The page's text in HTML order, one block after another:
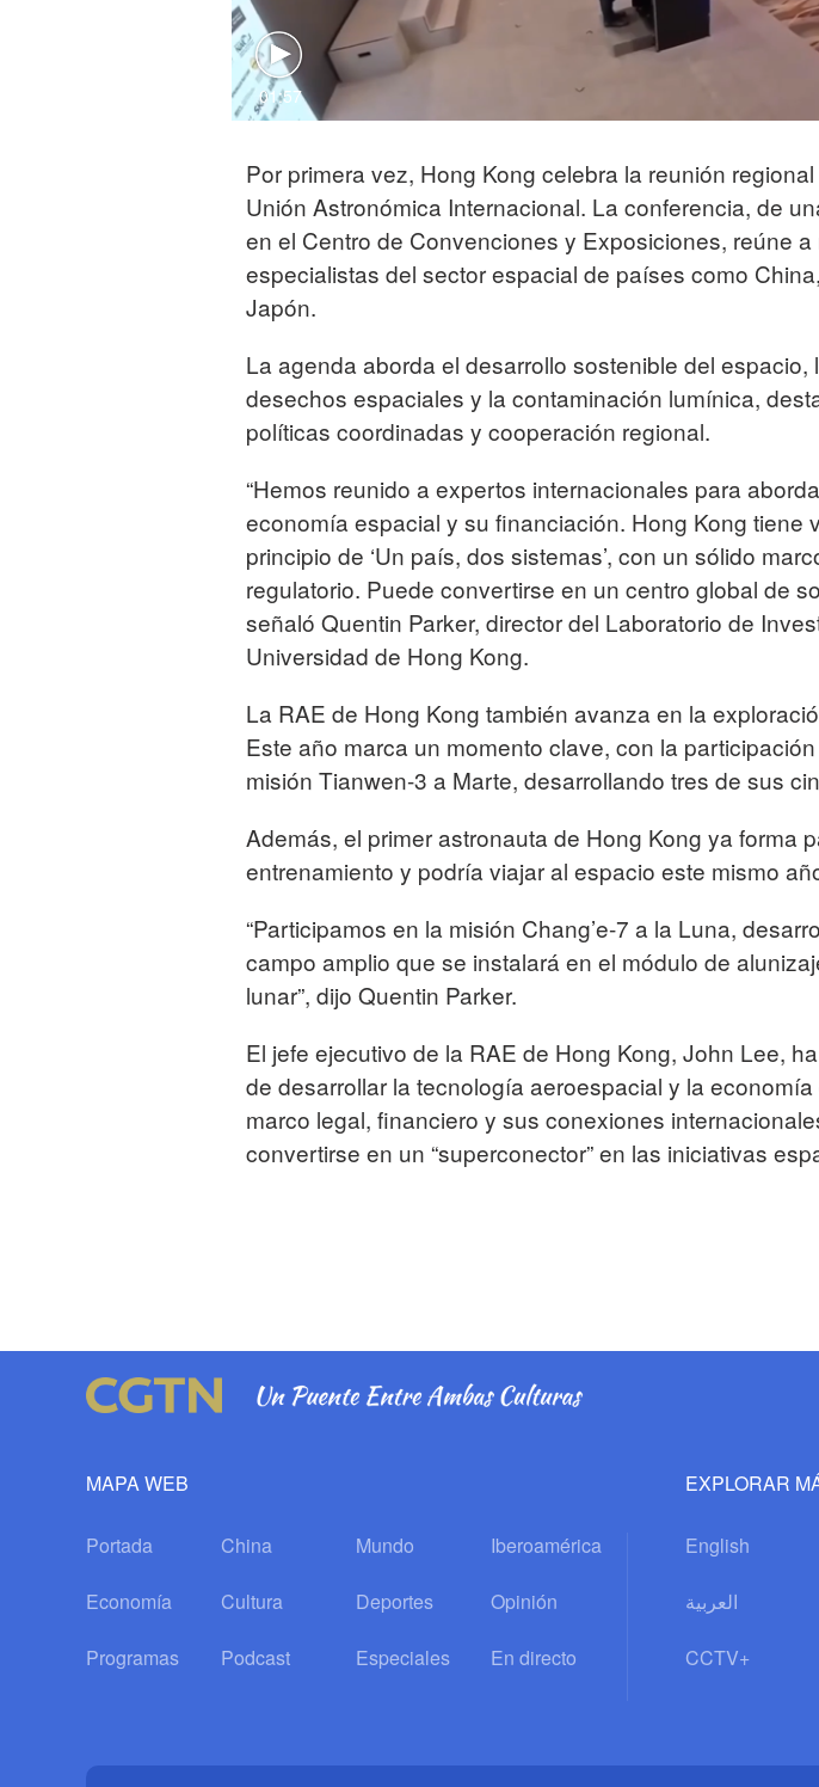
01:57
Por primera vez, Hong Kong celebra la reunión
Unión Astronómica Internacional. La conferencia, de
en el Centro de Convenciones y Exposiciones, reúne
especialistas del sector espacial de países como
Japón.
La agenda aborda el desarrollo sostenible del espacio,
desechos espaciales y la contaminación lumínica,
políticas coordinadas y cooperación regional.
“Hemos reunido a expertos internacionales para
economía espacial y su financiación. Hong Kong tiene
principio de ‘Un país, dos sistemas’, con un sólido
regulatorio. Puede convertirse en un centro global de
señaló Quentin Parker, director del Laboratorio de
Universidad de Hong Kong.
La RAE de Hong Kong también avanza en la
Este año marca un momento clave, con la
misión Tianwen-3 a Marte, desarrollando tres de sus
Además, el primer astronauta de Hong Kong ya forma
entrenamiento y podría viajar al espacio este mismo
“Participamos en la misión Chang’e-7 a la Luna,
campo amplio que se instalará en el módulo de
lunar”, dijo Quentin Parker.
El jefe ejecutivo de la RAE de Hong Kong, John Lee,
de desarrollar la tecnología aeroespacial y la
marco legal, financiero y sus conexiones
convertirse en un “superconector” en las iniciativas
MAPA WEB
Portada China Mundo Iberoamérica
Economía Cultura Deportes Opinión
Programas Podcast Especiales En directo
EXPLORAR
English
العربية
CCTV+